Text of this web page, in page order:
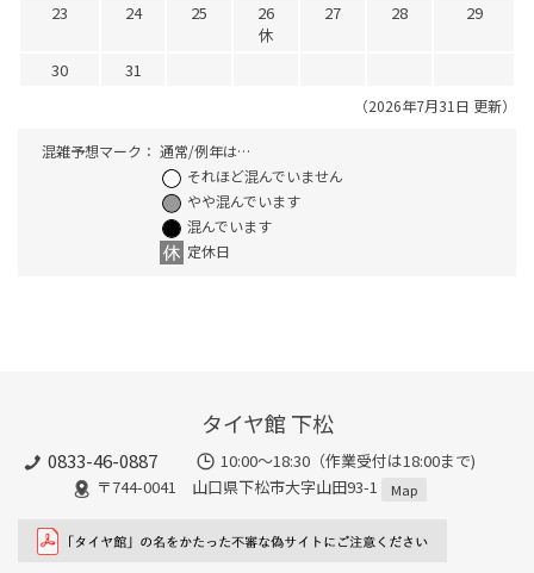
23 24 25
26
休
27 28 29
30 31
（2026年7月31日 更新）
混雑予想マーク： 通常/例年は…
それほど混んでいません
やや混んでいます
混んでいます
定休日
タイヤ館 下松
0833-46-0887
10:00～18:30（作業受付は18:00まで)
〒744-0041 山口県下松市大字山田93-1
Map